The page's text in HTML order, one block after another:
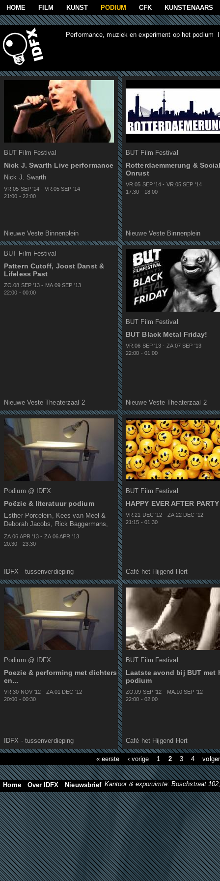
Overslaan en naar de algemene inhoud gaan
HOME FILM KUNST PODIUM CFK KUNSTENAARS
Performance, muziek en experiment op het podium
BUT Film Festival
Nick J. Swarth Live performance
Nick J. Swarth
VR.05 SEP'14 - VR.05 SEP '14
21:00 - 22:00
Nieuwe Veste Binnenplein
BUT Film Festival
Rotterdaemmerung &
Onrust
VR.05 SEP'14 - VR.05 SEP '14
17:30 - 18:00
Nieuwe Veste Binnenplein
BUT Film Festival
Pattern Cutoff, Joost Danst &
Lifeless Past
ZO.08 SEP'13 - MA.09 SEP '13
22:00 - 00:00
Nieuwe Veste Theaterzaal 2
BUT Film Festival
BUT Black Metal Friday!
VR.06 SEP'13 - ZA.07 SEP '13
22:00 - 01:00
Nieuwe Veste Theaterzaal 2
Podium @ IDFX
Poëzie & literatuur podium
Esther Porcelein, Kees van Meel &
Deborah Jacobs, Rick Baggermans,
Deborah Jacobs,Kees van Meel
ZA.06 APR '13 - ZA.06 APR '13
20:30 - 23:30
IDFX - tussenverdieping
BUT Film Festival
HAPPY EVER AFTER PARTY
VR.21 DEC'12 - ZA.22 DEC '12
21:15 - 01:30
Café het Hijgend Hert
Podium @ IDFX
Poezie & performing met dichters
en...
VR.30 NOV'12 - ZA.01 DEC '12
20:00 - 00:30
IDFX - tussenverdieping
BUT Film Festival
Laatste avond bij BUT met
podium
ZO.09 SEP'12 - MA.10 SEP '12
22:00 - 02:00
Café het Hijgend Hert
Pagina's
« eerste ‹ vorige 1 2 3 4
Home Over IDFX Nieuwsbrief Kantoor & exporuimte: Boschstraat